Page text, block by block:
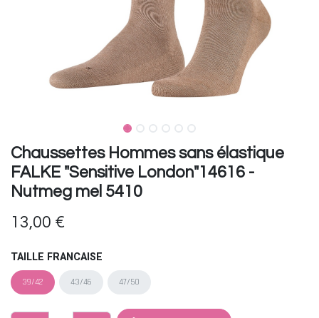
Chaussettes Hommes sans élastique
FALKE "Sensitive London"14616 -
Nutmeg mel 5410
13,00 €
TAILLE FRANCAISE
39/42 43/46 47/50